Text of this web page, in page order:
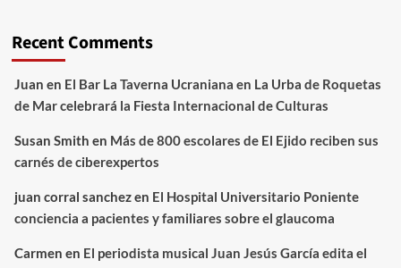
Recent Comments
Juan en El Bar La Taverna Ucraniana en La Urba de Roquetas
de Mar celebrará la Fiesta Internacional de Culturas
Susan Smith en Más de 800 escolares de El Ejido reciben sus
carnés de ciberexpertos
juan corral sanchezen El Hospital Universitario Poniente
conciencia a pacientes y familiares sobre el glaucoma
Carmen en El periodista musical Juan Jesús García edita el